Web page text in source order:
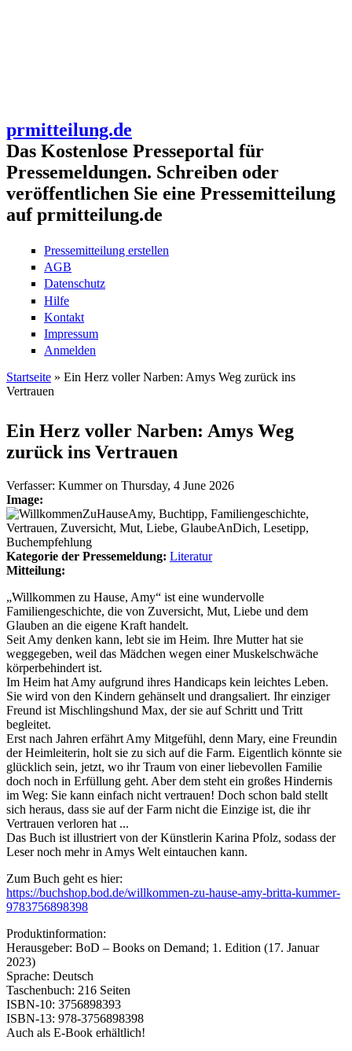
prmitteilung.de
Das Kostenlose Presseportal für
Pressemeldungen. Schreiben oder
veröffentlichen Sie eine Pressemitteilung
auf prmitteilung.de
Pressemitteilung erstellen
AGB
Datenschutz
Hilfe
Kontakt
Impressum
Anmelden
Sie sind hier
Startseite » Ein Herz voller Narben: Amys Weg zurück ins
Vertrauen
Ein Herz voller Narben: Amys Weg
zurück ins Vertrauen
Verfasser: Kummeron Thursday, 4 June 2026
Image:
Kategorie der Pressemeldung: Literatur
Mitteilung:
„Willkommen zu Hause, Amy“ ist eine wundervolle
Familiengeschichte, die von Zuversicht, Mut, Liebe und dem
Glauben an die eigene Kraft handelt.
Seit Amy denken kann, lebt sie im Heim. Ihre Mutter hat sie
weggegeben, weil das Mädchen wegen einer Muskelschwäche
körperbehindert ist.
Im Heim hat Amy aufgrund ihres Handicaps kein leichtes Leben.
Sie wird von den Kindern gehänselt und drangsaliert. Ihr einziger
Freund ist Mischlingshund Max, der sie auf Schritt und Tritt
begleitet.
Erst nach Jahren erfährt Amy Mitgefühl, denn Mary, eine Freundin
der Heimleiterin, holt sie zu sich auf die Farm. Eigentlich könnte sie
glücklich sein, jetzt, wo ihr Traum von einer liebevollen Familie
doch noch in Erfüllung geht. Aber dem steht ein großes Hindernis
im Weg: Sie kann einfach nicht vertrauen! Doch schon bald stellt
sich heraus, dass sie auf der Farm nicht die Einzige ist, die ihr
Vertrauen verloren hat ...
Das Buch ist illustriert von der Künstlerin Karina Pfolz, sodass der
Leser noch mehr in Amys Welt eintauchen kann.
Zum Buch geht es hier:
https://buchshop.bod.de/willkommen-zu-hause-amy-britta-kummer-
9783756898398
Produktinformation:
Herausgeber:‎ BoD – Books on Demand; 1. Edition (17. Januar
2023)
Sprache:‎ Deutsch
Taschenbuch:‎ 216 Seiten
ISBN-10:‎ 3756898393
ISBN-13: 978-3756898398
Auch als E-Book erhältlich!